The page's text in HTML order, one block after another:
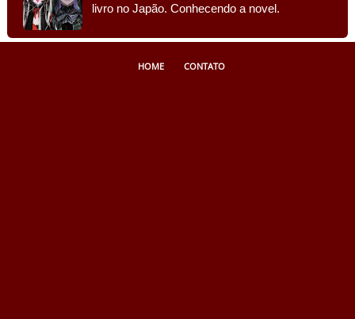
livro no Japão. Conhecendo a novel.
HOME CONTATO